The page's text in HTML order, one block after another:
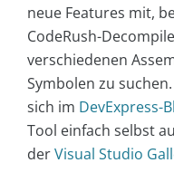
neue Features mit,
CodeRush-
verschiedenen
Symbolen zu
sich im DevExpress-
Tool einfach selbst
derVisual Studio